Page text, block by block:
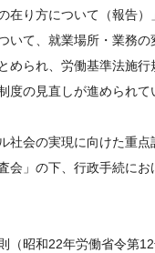
在り方について（報告
いて、就業場所・業務
められ、労働基準法施
の見直しが進められて
社会の実現に向けた重
会」の下、行政手続に
（昭和22年労働省令第